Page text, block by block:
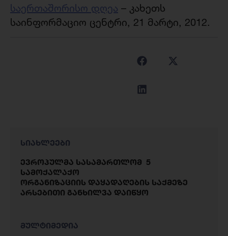
საერთაშორისო დღეა – კახეთს
საინფორმაციო ცენტრი, 21 მარტი, 2012.
სიახლეები
ევროპულმა სასამართლომ 5
სამოქალაქო
ორგანიზაციის დაყადაღების საქმეზე
არსებითი განხილვა დაიწყო
მულტიმედია